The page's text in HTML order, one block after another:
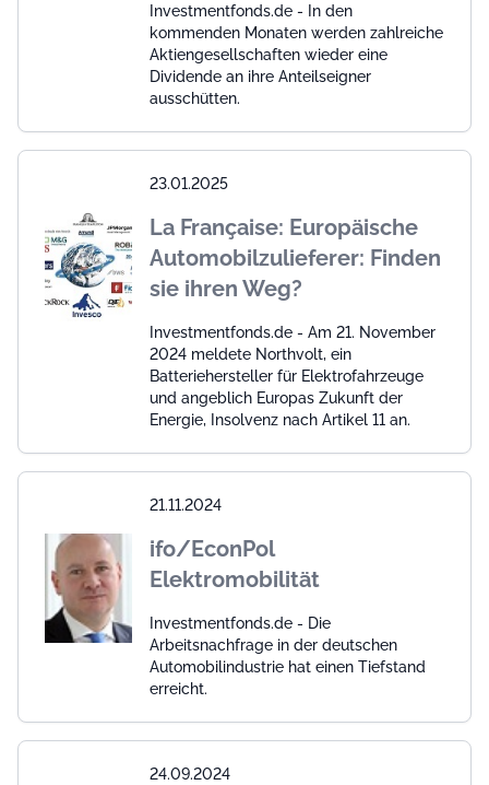
Investmentfonds.de - In den
kommenden Monaten werden zahlreiche
Aktiengesellschaften wieder eine
Dividende an ihre Anteilseigner
ausschütten.
23.01.2025
La Française: Europäische
Automobilzulieferer: Finden
sie ihren Weg?
Investmentfonds.de - Am 21. November
2024 meldete Northvolt, ein
Batteriehersteller für Elektrofahrzeuge
und angeblich Europas Zukunft der
Energie, Insolvenz nach Artikel 11 an.
21.11.2024
ifo/EconPol
Elektromobilität
Investmentfonds.de - Die
Arbeitsnachfrage in der deutschen
Automobilindustrie hat einen Tiefstand
erreicht.
24.09.2024